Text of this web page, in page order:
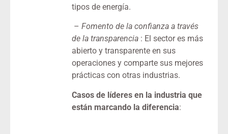
tipos de energía.
–Fomento de la confianza a través
de la transparencia : El sector es más
abierto y transparente en sus
operaciones y comparte sus mejores
prácticas con otras industrias.
Casos de líderes en la industria que
están marcando la diferencia: